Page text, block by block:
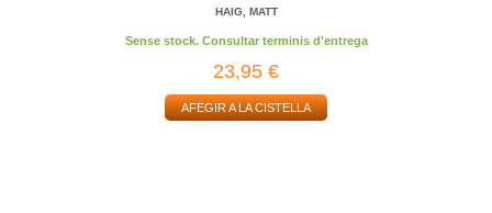
HAIG, MATT
Sense stock. Consultar terminis d'entrega
23,95 €
AFEGIR A LA CISTELLA